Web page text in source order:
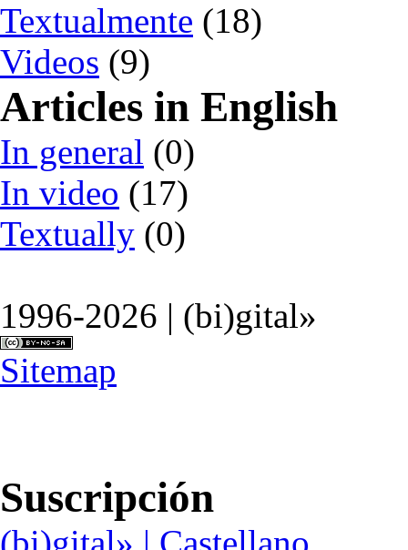
Textualmente (18)
Videos (9)
Articles in English
In general (0)
In video (17)
Textually (0)
1996-2026 | (bi)gital»
Sitemap
Suscripción